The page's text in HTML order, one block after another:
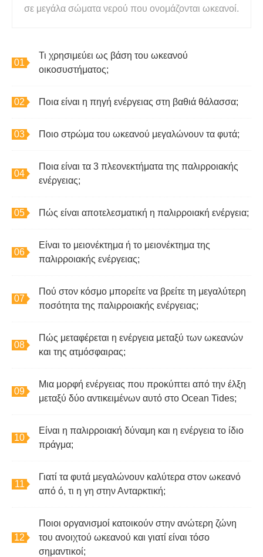
σε μεγάλα σώματα νερού που ονομάζονται ωκεανοί.
Τι χρησιμεύει ως βάση του ωκεανού
οικοσυστήματος;
Ποια είναι η πηγή ενέργειας στη βαθιά θάλασσα;
Ποιο στρώμα του ωκεανού μεγαλώνουν τα φυτά;
Ποια είναι τα 3 πλεονεκτήματα της παλιρροιακής
ενέργειας;
Πώς είναι αποτελεσματική η παλιρροιακή ενέργεια;
Είναι το μειονέκτημα ή το μειονέκτημα της
παλιρροιακής ενέργειας;
Πού στον κόσμο μπορείτε να βρείτε τη μεγαλύτερη
ποσότητα της παλιρροιακής ενέργειας;
Πώς μεταφέρεται η ενέργεια μεταξύ των ωκεανών
και της ατμόσφαιρας;
Μια μορφή ενέργειας που προκύπτει από την έλξη
μεταξύ δύο αντικειμένων αυτό στο Ocean Tides;
Είναι η παλιρροιακή δύναμη και η ενέργεια το ίδιο
πράγμα;
Γιατί τα φυτά μεγαλώνουν καλύτερα στον ωκεανό
από ό, τι η γη στην Ανταρκτική;
Ποιοι οργανισμοί κατοικούν στην ανώτερη ζώνη
του ανοιχτού ωκεανού και γιατί είναι τόσο
σημαντικοί;